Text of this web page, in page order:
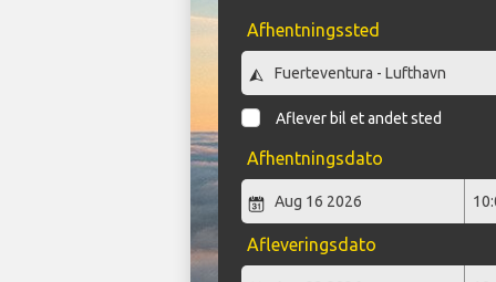
Afhentningssted
Aflever bil et andet sted
Afhentningsdato
Afleveringsdato